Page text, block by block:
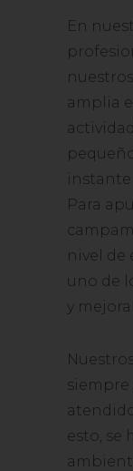
En
amplia
instante
Para
nivel de
uno de
y
esto, se